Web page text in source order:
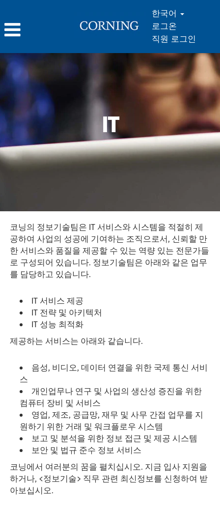
한국어
로그온
직원 로그인
IT_ko_KR
IT
코닝의 정보기술팀은 IT 서비스와 시스템을 적절히 제
공하여 사업의 성공에 기여하는 조직으로서, 신뢰할 만
한 서비스와 품질을 제공할 수 있는 역량 있는 전문가들
로 구성되어 있습니다. 정보기술팀은 아래와 같은 업무
를 담당하고 있습니다.
IT 서비스 제공
IT 전략 및 아키텍처
IT 성능 최적화
제공하는 서비스는 아래와 같습니다.
음성, 비디오, 데이터 연결을 위한 국제 통신 서비
스
개인업무나 연구 및 사업의 생산성 증진을 위한
컴퓨터 장비 및 서비스
영업, 제조, 공급망, 재무 및 사무 간접 업무를 지
원하기 위한 거래 및 워크플로우 시스템
보고 및 분석을 위한 정보 접근 및 제공 시스템
보안 및 법규 준수 정보 서비스
코닝에서 여러분의 꿈을 펼치십시오. 지금 입사 지원을
하거나, <정보기술> 직무 관련 최신정보를 신청하여 받
아보십시오.